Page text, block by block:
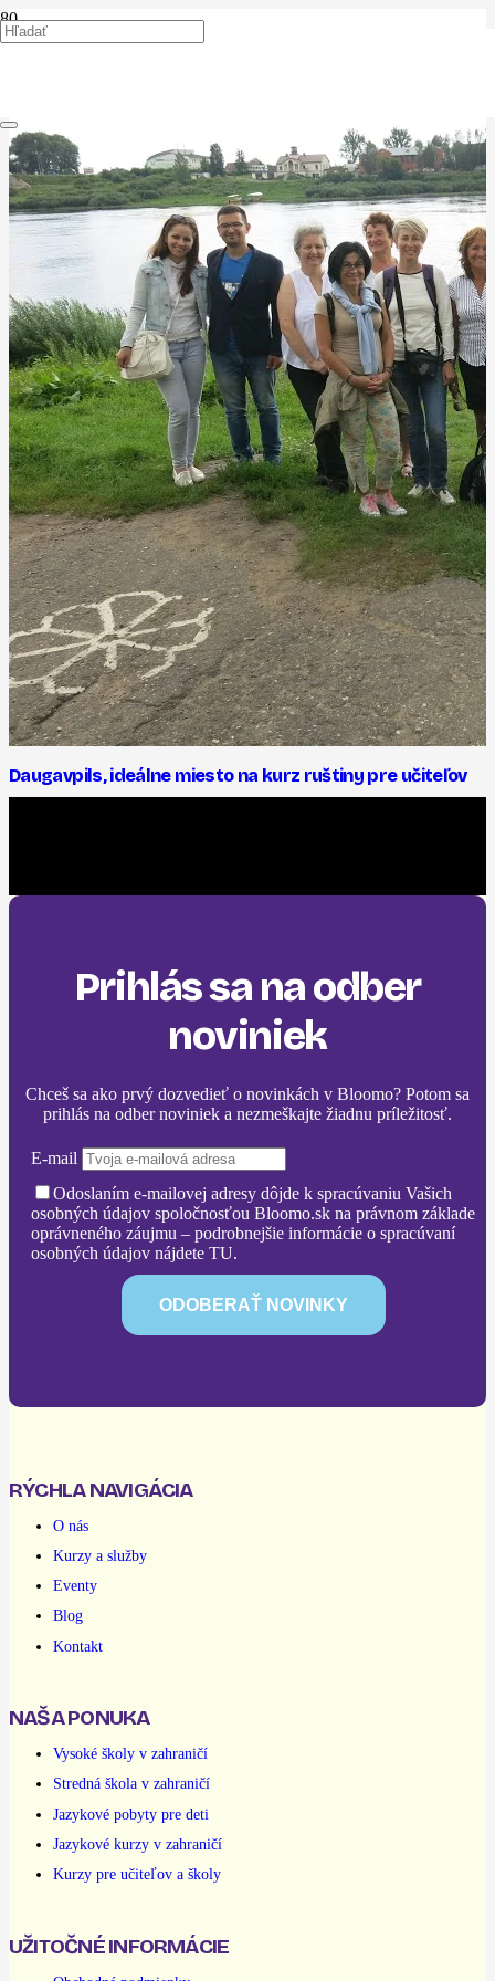
Daugavpils, ideálne miesto na kurz ruštiny pre učiteľov
Prihlás sa na odber
noviniek
Chceš sa ako prvý dozvedieť o novinkách v Bloomo? Potom sa
prihlás na odber noviniek a nezmeškajte žiadnu príležitosť.
E-mail
Odoslaním e-mailovej adresy dôjde k spracúvaniu Vašich
osobných údajov spoločnosťou Bloomo.sk na právnom základe
oprávneného záujmu – podrobnejšie informácie o spracúvaní
osobných údajov nájdete TU.
RÝCHLA NAVIGÁCIA
O nás
Kurzy a služby
Eventy
Blog
Kontakt
NAŠA PONUKA
Vysoké školy v zahraničí
Stredná škola v zahraničí
Jazykové pobyty pre deti
Jazykové kurzy v zahraničí
Kurzy pre učiteľov a školy
UŽITOČNÉ INFORMÁCIE